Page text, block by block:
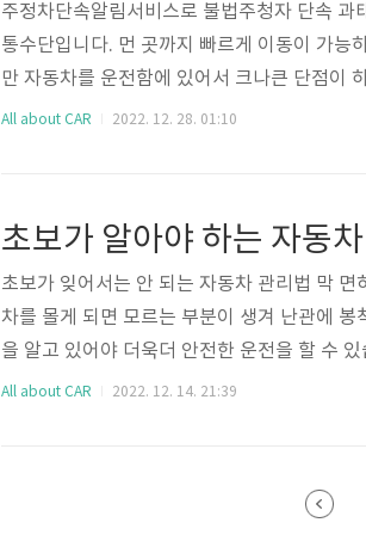
주정차단속알림서비스로 불법주청자 단속
통수단입니다. 먼 곳까지 빠르게 이동이 가능
만 자동차를 운전함에 있어서 크나큰 단점이
시에 등록된 자동차는 315만대라고 합니다.
다보니 갑작스럽게 주차를 해야할 상황에..
All about CAR 2022. 12. 28. 01:10
초보가 알아야 하는 자동
초보가 잊어서는 안 되는 자동차 관리법 막
차를 몰게 되면 모르는 부분이 생겨 난관에
을 알고 있어야 더욱더 안전한 운전을 할 수
요는 없지만 자동차에 대해 일반적인 것들을
분이다보니 마찰이나 충격에 의해 점차 마모
되면 운전 시 쉽게 미끄러지거나 승차감이 떨어
All about CAR 2022. 12. 14. 21:39